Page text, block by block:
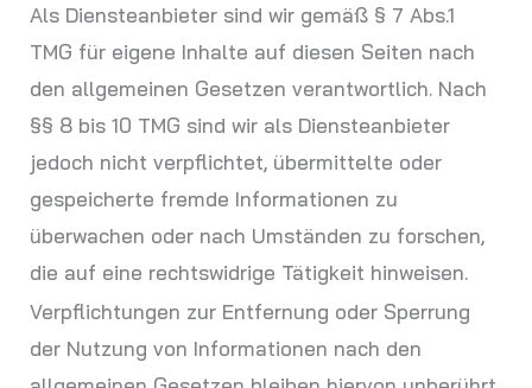
Als Diensteanbieter sind wir gemäß § 7 Abs.1
TMG für eigene Inhalte auf diesen Seiten nach
den allgemeinen Gesetzen verantwortlich. Nach
§§ 8 bis 10 TMG sind wir als Diensteanbieter
jedoch nicht verpflichtet, übermittelte oder
gespeicherte fremde Informationen zu
überwachen oder nach Umständen zu forschen,
die auf eine rechtswidrige Tätigkeit hinweisen.
Verpflichtungen zur Entfernung oder Sperrung
der Nutzung von Informationen nach den